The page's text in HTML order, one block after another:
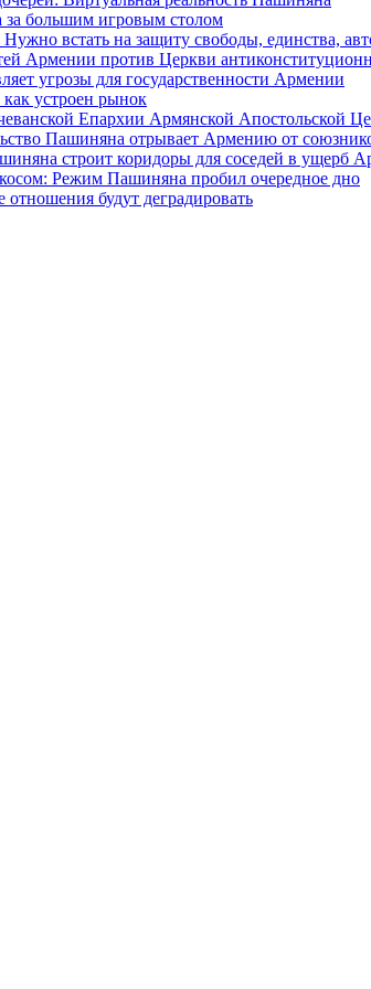
большим игровым столом
встать на защиту свободы, единства,
Армении против Церкви
угрозы для государственности Армении
устроен рынок
Епархии Армянской Апостольской
Пашиняна отрывает Армению от
строит коридоры для соседей в ущерб
Режим Пашиняна пробил очередное дно
будут деградировать